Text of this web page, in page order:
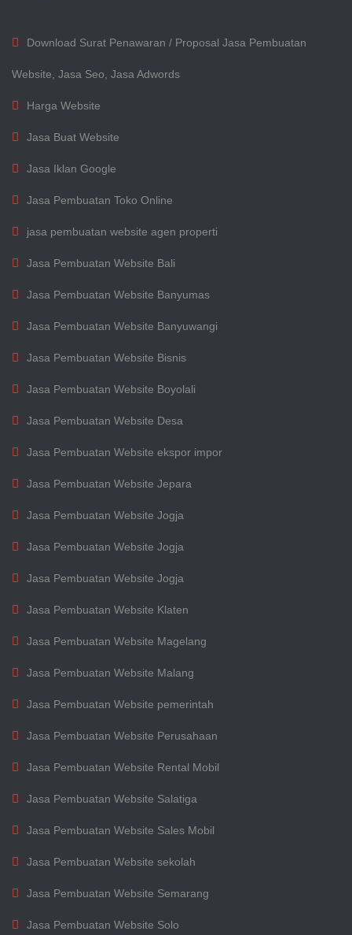
Download Surat Penawaran / Proposal Jasa Pembuatan
Website, Jasa Seo, Jasa Adwords
Harga Website
Jasa Buat Website
Jasa Iklan Google
Jasa Pembuatan Toko Online
jasa pembuatan website agen properti
Jasa Pembuatan Website Bali
Jasa Pembuatan Website Banyumas
Jasa Pembuatan Website Banyuwangi
Jasa Pembuatan Website Bisnis
Jasa Pembuatan Website Boyolali
Jasa Pembuatan Website Desa
Jasa Pembuatan Website ekspor impor
Jasa Pembuatan Website Jepara
Jasa Pembuatan Website Jogja
Jasa Pembuatan Website Jogja
Jasa Pembuatan Website Jogja
Jasa Pembuatan Website Klaten
Jasa Pembuatan Website Magelang
Jasa Pembuatan Website Malang
Jasa Pembuatan Website pemerintah
Jasa Pembuatan Website Perusahaan
Jasa Pembuatan Website Rental Mobil
Jasa Pembuatan Website Salatiga
Jasa Pembuatan Website Sales Mobil
Jasa Pembuatan Website sekolah
Jasa Pembuatan Website Semarang
Jasa Pembuatan Website Solo